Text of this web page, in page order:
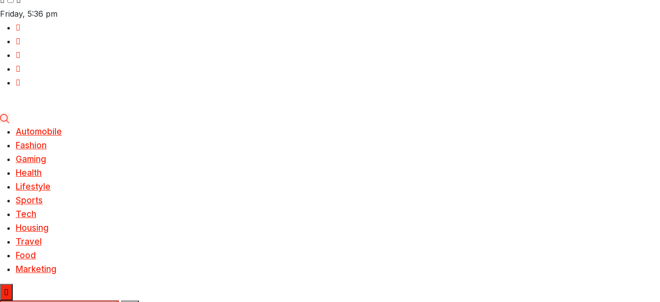
Friday, 5:36 pm
Automobile
Fashion
Gaming
Health
Lifestyle
Sports
Tech
Housing
Travel
Food
Marketing